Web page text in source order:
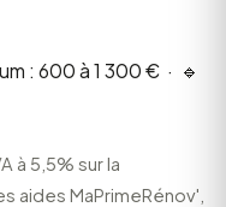
: 600 à 1 300 € · 🔹
à 5,5% sur la
aides MaPrimeRénov',